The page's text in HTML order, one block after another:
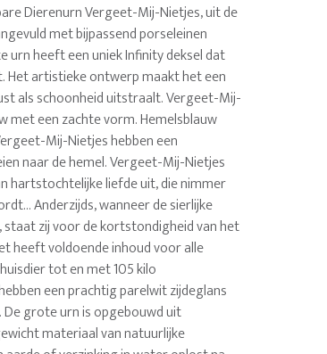
Dierenurn Vergeet-Mij-Nietjes, uit de
met bijpassend porseleinen
urn heeft een uniek Infinity deksel dat
Het artistieke ontwerp maakt het een
als schoonheid uitstraalt. Vergeet-Mij-
met een zachte vorm. Hemelsblauw
Mij-Nietjes hebben een
naar de hemel. Vergeet-Mij-Nietjes
hartstochtelijke liefde uit, die nimmer
Anderzijds, wanneer de sierlijke
zij voor de kortstondigheid van het
heeft voldoende inhoud voor alle
tot en met 105 kilo
een prachtig parelwit zijdeglans
De grote urn is opgebouwd uit
materiaal van natuurlijke